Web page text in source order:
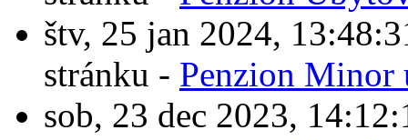
štv, 25 jan 2024,
stránku - Penzion Minor
sob, 23 dec 2023,